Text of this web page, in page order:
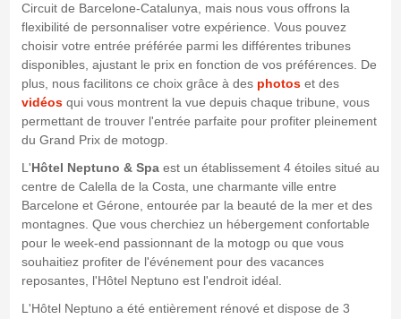
Circuit de Barcelone-Catalunya, mais nous vous offrons la
flexibilité de personnaliser votre expérience. Vous pouvez
choisir votre entrée préférée parmi les différentes tribunes
disponibles, ajustant le prix en fonction de vos préférences. De
plus, nous facilitons ce choix grâce à des photoset des
vidéosqui vous montrent la vue depuis chaque tribune, vous
permettant de trouver l'entrée parfaite pour profiter pleinement
du Grand Prix de motogp.
L'Hôtel Neptuno & Spaest un établissement 4 étoiles situé au
centre de Calella de la Costa, une charmante ville entre
Barcelone et Gérone, entourée par la beauté de la mer et des
montagnes. Que vous cherchiez un hébergement confortable
pour le week-end passionnant de la motogp ou que vous
souhaitiez profiter de l'événement pour des vacances
reposantes, l'Hôtel Neptuno est l'endroit idéal.
L'Hôtel Neptuno a été entièrement rénové et dispose de 3